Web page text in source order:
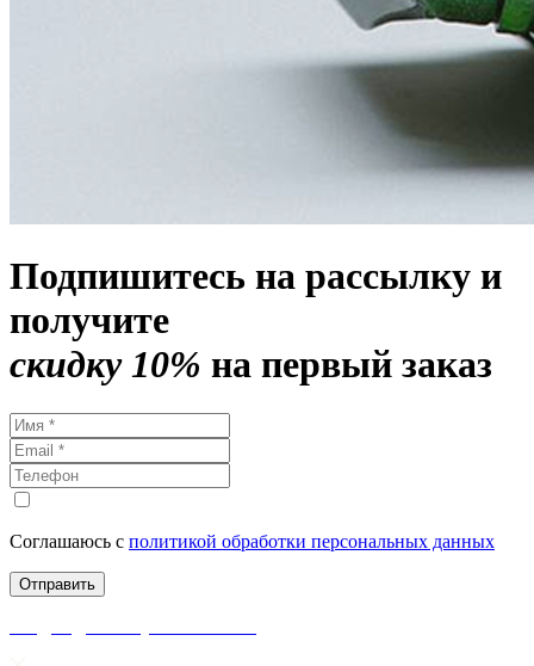
Подпишитесь на рассылку и
получите
скидку 10% на первый заказ
Соглашаюсь с политикой обработки персональных данных